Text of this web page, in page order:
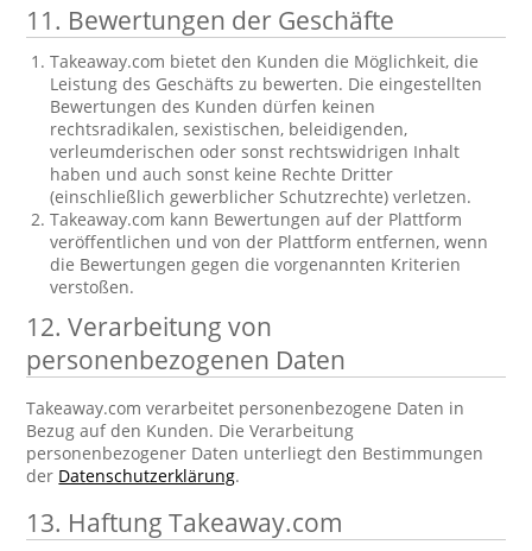
11. Bewertungen der Geschäfte
Takeaway.com bietet den Kunden die Möglichkeit, die
Leistung des Geschäfts zu bewerten. Die eingestellten
Bewertungen des Kunden dürfen keinen
rechtsradikalen, sexistischen, beleidigenden,
verleumderischen oder sonst rechtswidrigen Inhalt
haben und auch sonst keine Rechte Dritter
(einschließlich gewerblicher Schutzrechte) verletzen.
Takeaway.com kann Bewertungen auf der Plattform
veröffentlichen und von der Plattform entfernen, wenn
die Bewertungen gegen die vorgenannten Kriterien
verstoßen.
12. Verarbeitung von
personenbezogenen Daten
Takeaway.com verarbeitet personenbezogene Daten in
Bezug auf den Kunden. Die Verarbeitung
personenbezogener Daten unterliegt den Bestimmungen
der Datenschutzerklärung.
13. Haftung Takeaway.com